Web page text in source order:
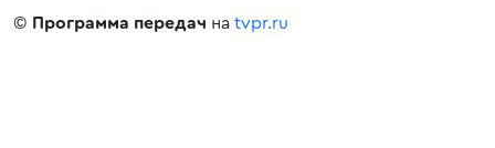
© Программа передач на tvpr.ru